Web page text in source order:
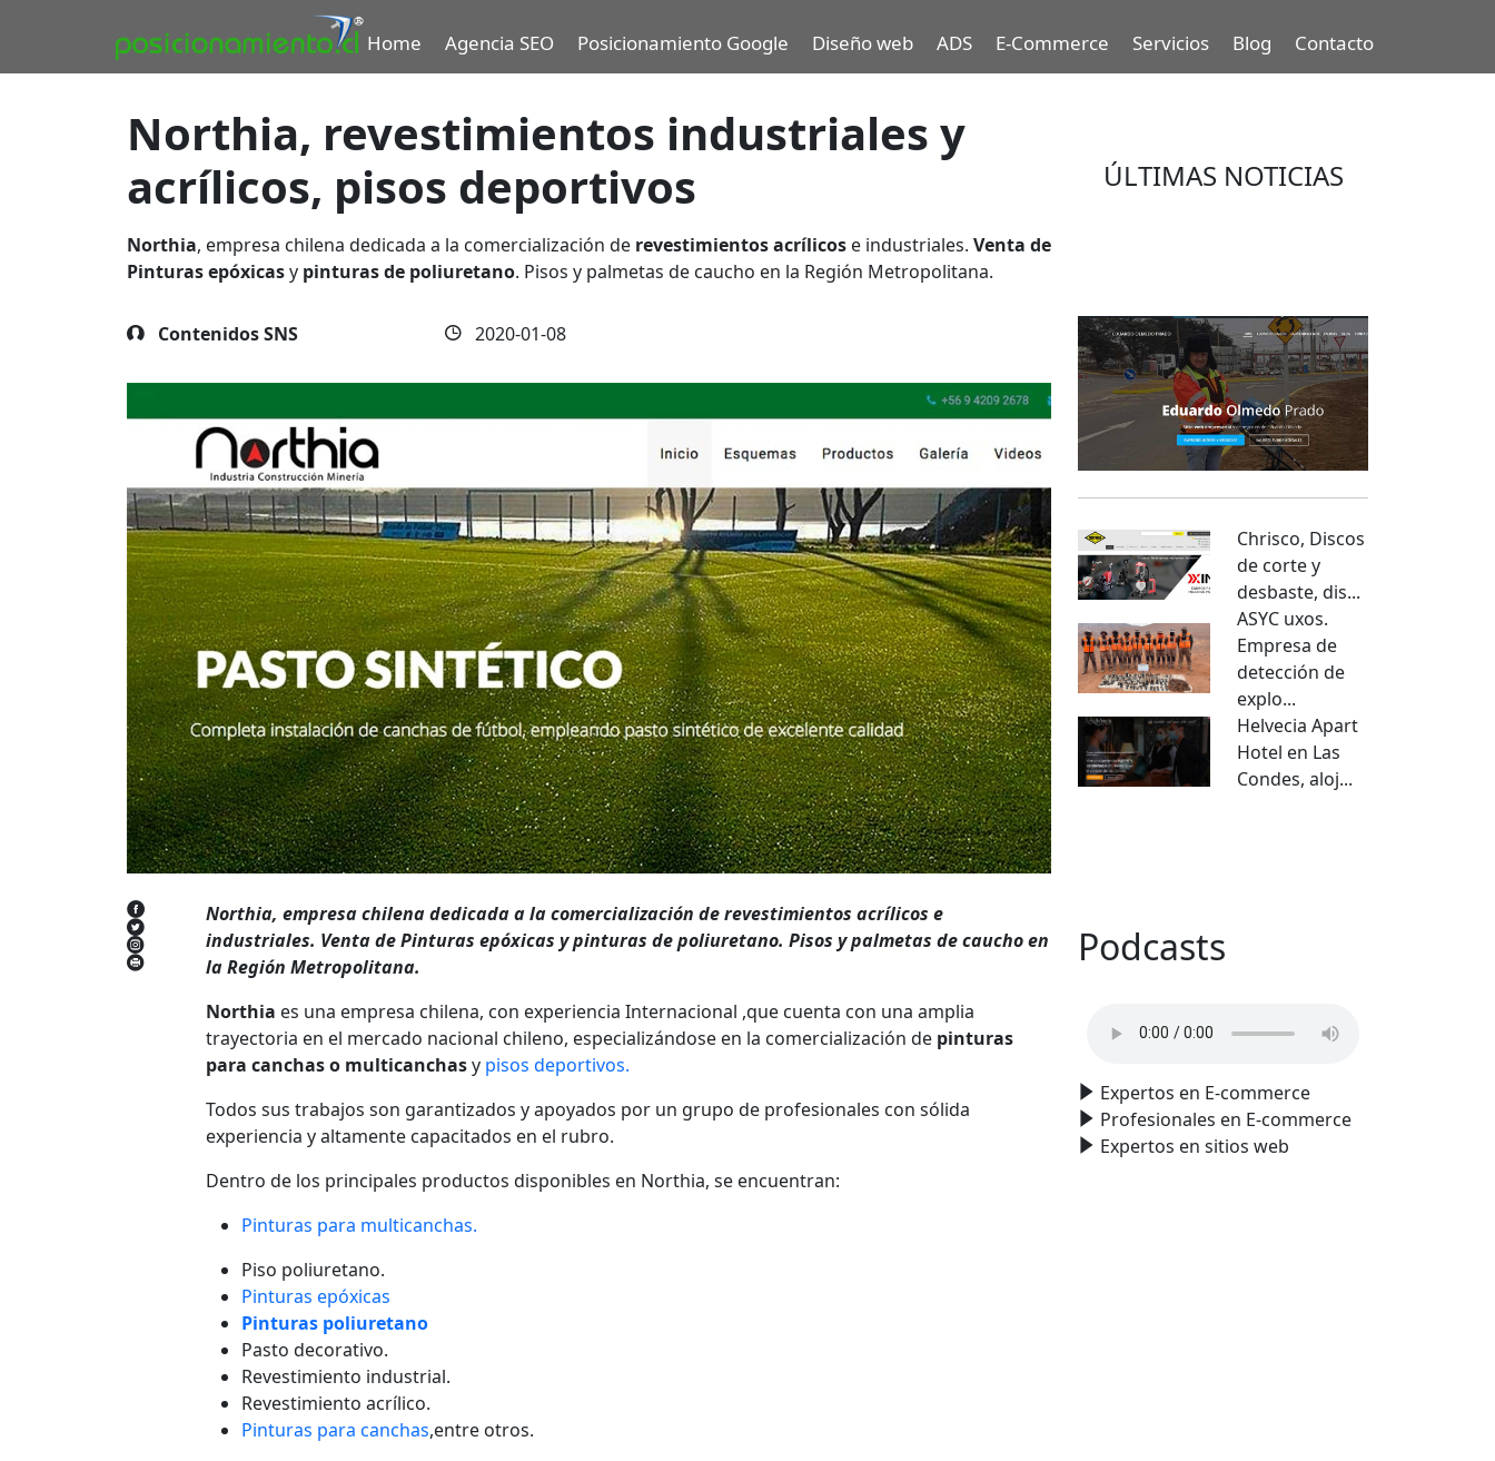
Home Agencia SEO Posicionamiento Google Diseño web ADS E-Commerce Servicios Blog Contacto
Northia, revestimientos industriales y
acrílicos, pisos deportivos
Northia, empresa chilena dedicada a la comercialización de revestimientos acrílicos e industriales. Venta de
Pinturas epóxicasy pinturas de poliuretano. Pisos y palmetas de caucho en la Región Metropolitana.
Contenidos SNS 2020-01-08
Northia, empresa chilena dedicada a la comercialización de revestimientos acrílicos e
industriales. Venta de Pinturas epóxicas y pinturas de poliuretano. Pisos y palmetas de caucho en
la Región Metropolitana.
Northia es una empresa chilena, con experiencia Internacional ,que cuenta con una amplia
trayectoria en el mercado nacional chileno, especializándose en la comercialización de pinturas
para canchas o multicanchasy pisos deportivos.
Todos sus trabajos son garantizados y apoyados por un grupo de profesionales con sólida
experiencia y altamente capacitados en el rubro.
Dentro de los principales productos disponibles en Northia, se encuentran:
Pinturas para multicanchas.
Piso poliuretano.
Pinturas epóxicas
Pinturas poliuretano
Pasto decorativo.
Revestimiento industrial.
Revestimiento acrílico.
Pinturas para canchas,entre otros.
ÚLTIMAS NOTICIAS
Chrisco, Discos
de corte y
desbaste, dis...
ASYC uxos.
Empresa de
detección de
explo...
Helvecia Apart
Hotel en Las
Condes, aloj...
Podcasts
Expertos en E-commerce
Profesionales en E-commerce
Expertos en sitios web